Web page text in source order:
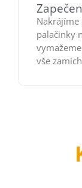
Nakrájíme
palačinky
vše